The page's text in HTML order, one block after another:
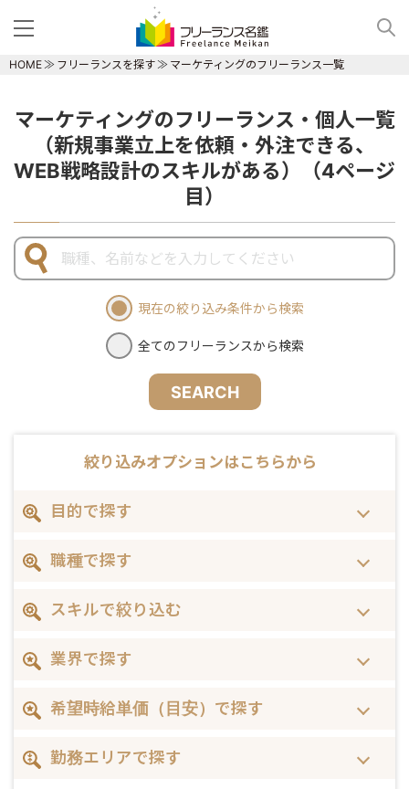
HOME フリーランスを探す マーケティングのフリーランス一覧
マーケティングのフリーランス・個人一覧
（新規事業立上を依頼・外注できる、
WEB戦略設計のスキルがある）（4ページ
目）
現在の絞り込み条件から検索
全てのフリーランスから検索
SEARCH
絞り込みオプションはこちらから
目的で探す
職種で探す
スキルで絞り込む
業界で探す
希望時給単価（目安）で探す
勤務エリアで探す